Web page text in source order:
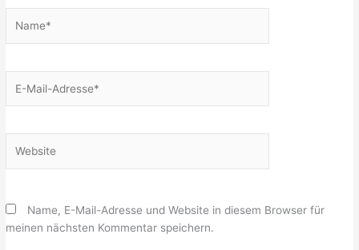
Mail-
Name, E-Mail-Adresse und Website in diesem Browser für
meinen nächsten Kommentar speichern.